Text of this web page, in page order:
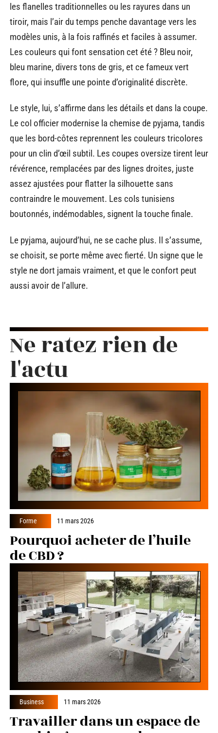
les flanelles traditionnelles ou les rayures dans un
tiroir, mais l’air du temps penche davantage vers les
modèles unis, à la fois raffinés et faciles à assumer.
Les couleurs qui font sensation cet été ? Bleu noir,
bleu marine, divers tons de gris, et ce fameux vert
flore, qui insuffle une pointe d’originalité discrète.
Le style, lui, s’affirme dans les détails et dans la coupe.
Le col officier modernise la chemise de pyjama, tandis
que les bord-côtes reprennent les couleurs tricolores
pour un clin d’œil subtil. Les coupes oversize tirent leur
révérence, remplacées par des lignes droites, juste
assez ajustées pour flatter la silhouette sans
contraindre le mouvement. Les cols tunisiens
boutonnés, indémodables, signent la touche finale.
Le pyjama, aujourd’hui, ne se cache plus. Il s’assume,
se choisit, se porte même avec fierté. Un signe que le
style ne dort jamais vraiment, et que le confort peut
aussi avoir de l’allure.
Ne ratez rien de
l'actu
Forme 11 mars 2026
Pourquoi acheter de l’huile
de CBD ?
Business 11 mars 2026
Travailler dans un espace de